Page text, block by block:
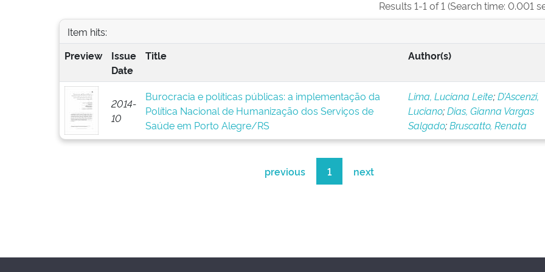
Results 1-1 of 1 (Search time: 0.001
Item hits:
Preview
Issue
Date
Title Author(s)
2014-
10
Burocracia e políticas públicas: a implementação da
Política Nacional de Humanização dos Serviços de
Saúde em Porto Alegre/RS
Lima, Luciana Leite;D’Ascenzi,
Luciano;Dias, Gianna Vargas
Salgado;Bruscatto, Renata
previous 1 next